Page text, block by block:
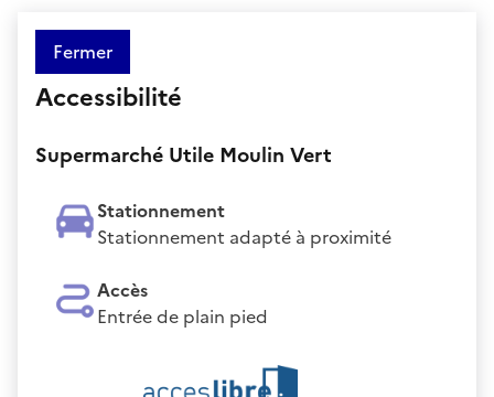
Fermer
Accessibilité
Supermarché Utile Moulin Vert
Stationnement
Stationnement adapté à proximité
Accès
Entrée de plain pied